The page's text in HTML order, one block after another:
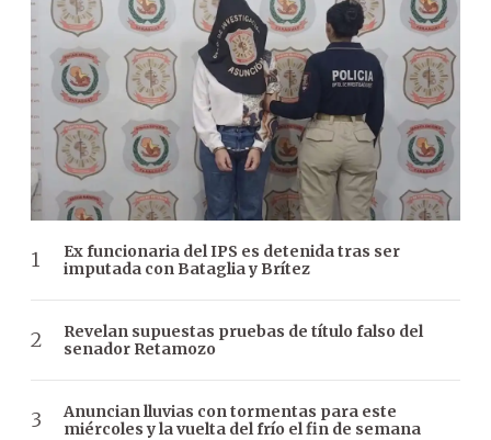
Ex funcionaria del IPS es detenida tras ser
imputada con Bataglia y Brítez
Revelan supuestas pruebas de título falso del
senador Retamozo
Anuncian lluvias con tormentas para este
miércoles y la vuelta del frío el fin de semana